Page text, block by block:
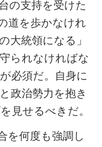
の支持を受けた
道を歩かなけれ
大統領になる」
られなければな
必須だ。自身に
政治勢力を抱き
見せるべきだ。
を何度も強調し